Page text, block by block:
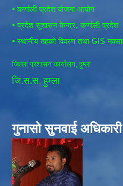
• कर्णाली प्रदेश योजना आयोग
• प्रदेश सुशासन केन्द्र, कर्णाली प्रदेश
• स्थानीय तहको विवरण तथा GIS नक्सा
जिल्ला प्रशासन कार्यालय, हुम्ला
जि.स.स, हुम्ला
गुनासो सुनवाई अधिकारी